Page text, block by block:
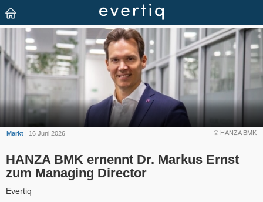
© HANZA BMK
Markt | 16 Juni 2026
HANZA BMK ernennt Dr. Markus Ernst
zum Managing Director
Evertiq